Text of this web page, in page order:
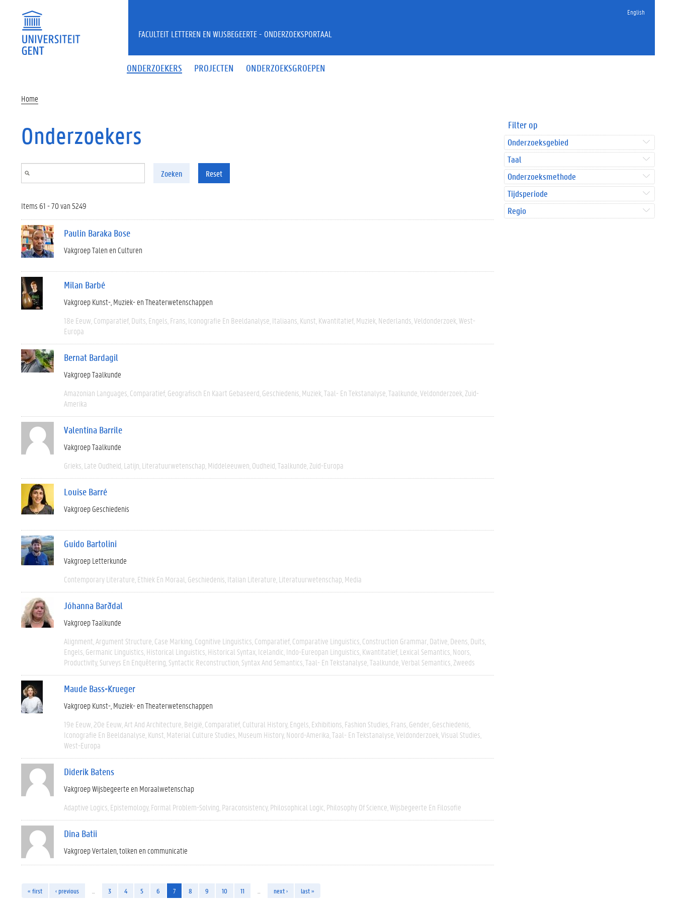
English
ONDERZOEKERS PROJECTEN ONDERZOEKSGROEPEN
FACULTEIT LETTEREN EN WIJSBEGEERTE - ONDERZOEKSPORTAAL
Home
Onderzoekers
Zoeken Reset
Items 61 - 70 van 5249
Paulin Baraka Bose
Vakgroep Talen en Culturen
Milan Barbé
Vakgroep Kunst-, Muziek- en Theaterwetenschappen
18e Eeuw Comparatief Duits Engels Frans Iconografie En Beeldanalyse Italiaans Kunst Kwantitatief Muziek Nederlands Veldonderzoek West-
Europa
Bernat Bardagil
Vakgroep Taalkunde
Amazonian Languages Comparatief Geografisch En Kaart Gebaseerd Geschiedenis Muziek Taal- En Tekstanalyse Taalkunde Veldonderzoek Zuid-
Amerika
Valentina Barrile
Vakgroep Taalkunde
Grieks Late Oudheid Latijn Literatuurwetenschap Middeleeuwen Oudheid Taalkunde Zuid-Europa
Louise Barré
Vakgroep Geschiedenis
Guido Bartolini
Vakgroep Letterkunde
Contemporary Literature Ethiek En Moraal Geschiedenis Italian Literature Literatuurwetenschap Media
Jóhanna Barðdal
Vakgroep Taalkunde
Alignment Argument Structure Case Marking Cognitive Linguistics Comparatief Comparative Linguistics Construction Grammar Dative Deens Duits
Engels Germanic Linguistics Historical Linguistics Historical Syntax Icelandic Indo-Eureopan Linguistics Kwantitatief Lexical Semantics Noors
Productivity Surveys En Enquêtering Syntactic Reconstruction Syntax And Semantics Taal- En Tekstanalyse Taalkunde Verbal Semantics Zweeds
Maude Bass-Krueger
Vakgroep Kunst-, Muziek- en Theaterwetenschappen
19e Eeuw 20e Eeuw Art And Architecture België Comparatief Cultural History Engels Exhibitions Fashion Studies Frans Gender Geschiedenis
Iconografie En Beeldanalyse Kunst Material Culture Studies Museum History Noord-Amerika Taal- En Tekstanalyse Veldonderzoek Visual Studies
West-Europa
Diderik Batens
Vakgroep Wijsbegeerte en Moraalwetenschap
Adaptive Logics Epistemology Formal Problem-Solving Paraconsistency Philosophical Logic Philosophy Of Science Wijsbegeerte En Filosofie
Dina Batii
Vakgroep Vertalen, tolken en communicatie
« first ‹ previous 3 4 5 6 7 8 9 10 11 next › last »
Filter op
Onderzoeksgebied
Taal
Onderzoeksmethode
Tijdsperiode
Regio